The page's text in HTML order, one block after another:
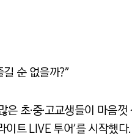
순 없을까?”
은 초·중·고교생들이 마음
이트 LIVE 투어’를 시작